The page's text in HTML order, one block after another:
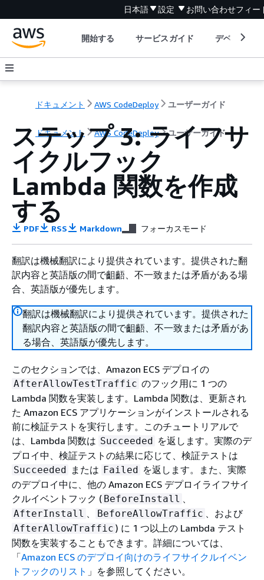
日本語 設定 お問い合わせフィー
開始する サービスガイド デベロッパ
ドキュメント AWS CodeDeploy ユーザーガイド
ドキュメント AWS CodeDeploy ユーザーガイド
ステップ 3: ライフサ
イクルフック
Lambda 関数を作成
する
PDF RSS Markdown フォーカスモード
翻訳は機械翻訳により提供されています。提供された翻
訳内容と英語版の間で齟齬、不一致または矛盾がある場
合、英語版が優先します。
翻訳は機械翻訳により提供されています。提供された
翻訳内容と英語版の間で齟齬、不一致または矛盾があ
る場合、英語版が優先します。
このセクションでは、Amazon ECS デプロイの
AfterAllowTestTraffic のフック用に 1 つの
Lambda 関数を実装します。Lambda 関数は、更新され
た Amazon ECS アプリケーションがインストールされる
前に検証テストを実行します。このチュートリアルで
は、Lambda 関数は Succeeded を返します。実際のデ
プロイ中、検証テストの結果に応じて、検証テストは
Succeeded または Failed を返します。また、実際
のデプロイ中に、他の Amazon ECS デプロイライフサイ
クルイベントフック ( BeforeInstall 、
AfterInstall 、 BeforeAllowTraffic 、および
AfterAllowTraffic ) に 1 つ以上の Lambda テスト
関数を実装することもできます。詳細については、
「Amazon ECS のデプロイ向けのライフサイクルイベン
トフックのリスト 」を参照してください。